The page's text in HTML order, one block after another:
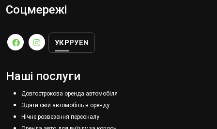
Соцмережі
УКРРУEN
Наші послуги
Довгострокова оренда автомобіля
Здати свій автомобіль в оренду
Нічне розвезення персоналу